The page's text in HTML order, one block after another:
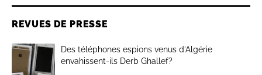
REVUES DE PRESSE
Des téléphones espions venus d’Algérie
envahissent-ils Derb Ghallef?